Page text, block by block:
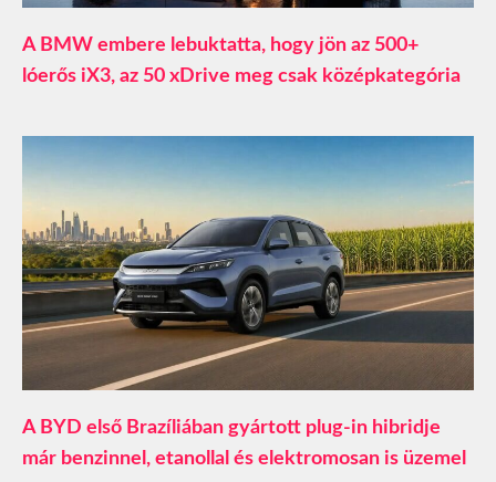
A BMW embere lebuktatta, hogy jön az 500+
lóerős iX3, az 50 xDrive meg csak középkategória
A BYD első Brazíliában gyártott plug-in hibridje
már benzinnel, etanollal és elektromosan is üzemel